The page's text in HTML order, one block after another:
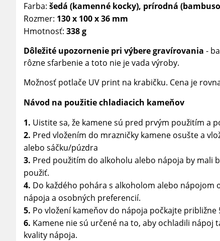
Farba: šedá (kamenné kocky), prírodná
Rozmer: 130 x 100 x 36 mm
Hmotnosť: 338 g
Dôležité upozornenie pri výbere gravírovania -
rôzne sfarbenie a toto nie je vada výroby.
Možnosť potlače UV print na krabičku. Cena je
Návod na použitie chladiacich kameňov
1. Uistite sa, že kamene sú pred prvým použitím a
2. Pred vložením do mrazničky kamene osušte a
alebo sáčku/púzdra
3. Pred použitím do alkoholu alebo nápoja by mali
použiť.
4. Do každého pohára s alkoholom alebo nápojom
nápoja a osobných preferencií.
5. Po vložení kameňov do nápoja počkajte približne
6. Kamene nie sú určené na to, aby ochladili
kvality nápoja.